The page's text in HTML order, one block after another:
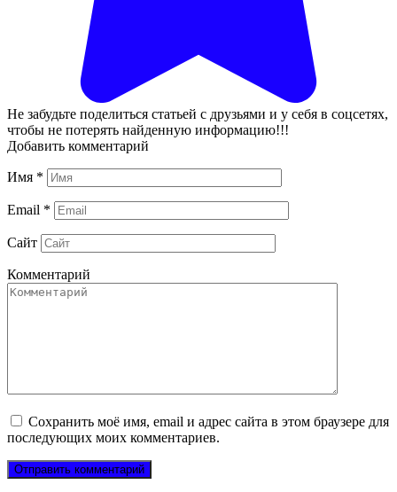
Не забудьте поделиться статьей с друзьями и у себя в соцсетях,
чтобы не потерять найденную информацию!!!
Добавить комментарий
Имя *
Email *
Сайт
Комментарий
Сохранить моё имя, email и адрес сайта в этом браузере для
последующих моих комментариев.